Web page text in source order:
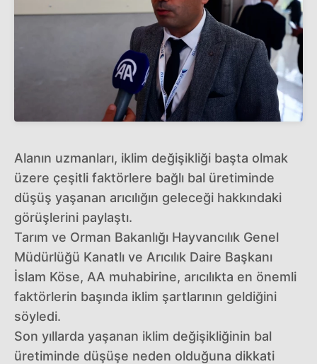
Alanın uzmanları, iklim değişikliği başta olmak
üzere çeşitli faktörlere bağlı bal üretiminde
düşüş yaşanan arıcılığın geleceği hakkındaki
görüşlerini paylaştı.
Tarım ve Orman Bakanlığı Hayvancılık Genel
Müdürlüğü Kanatlı ve Arıcılık Daire Başkanı
İslam Köse, AA muhabirine, arıcılıkta en önemli
faktörlerin başında iklim şartlarının geldiğini
söyledi.
Son yıllarda yaşanan iklim değişikliğinin bal
üretiminde düşüşe neden olduğuna dikkati